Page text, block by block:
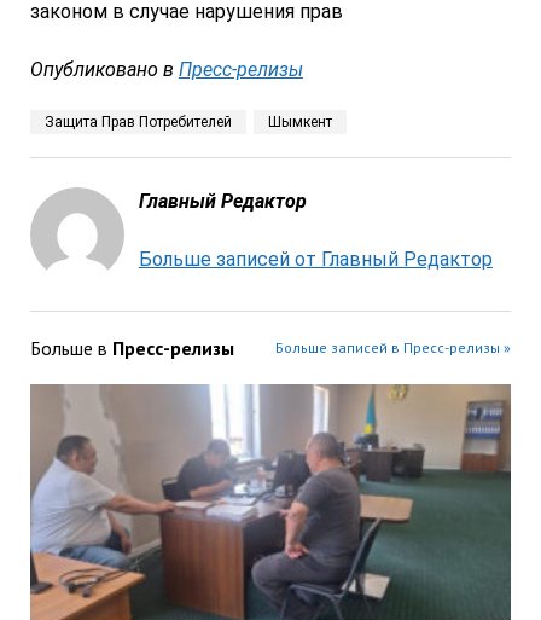
законом в случае нарушения прав
Опубликовано в Пресс-релизы
Защита Прав Потребителей Шымкент
Главный Редактор
Больше записей от Главный Редактор
Больше в Пресс-релизы Больше записей в Пресс-релизы »